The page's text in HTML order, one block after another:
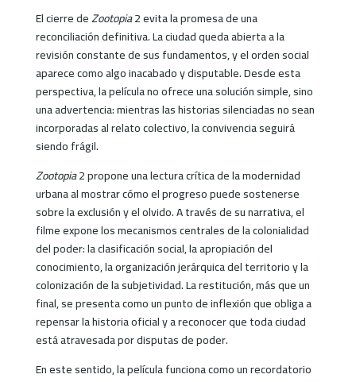
El cierre deZootopia2 evita la promesa de una
reconciliación definitiva. La ciudad queda abierta a la
revisión constante de sus fundamentos, y el orden social
aparece como algo inacabado y disputable. Desde esta
perspectiva, la película no ofrece una solución simple, sino
una advertencia: mientras las historias silenciadas no sean
incorporadas al relato colectivo, la convivencia seguirá
siendo frágil.
Zootopia2 propone una lectura crítica de la modernidad
urbana al mostrar cómo el progreso puede sostenerse
sobre la exclusión y el olvido. A través de su narrativa, el
filme expone los mecanismos centrales de la colonialidad
del poder: la clasificación social, la apropiación del
conocimiento, la organización jerárquica del territorio y la
colonización de la subjetividad. La restitución, más que un
final, se presenta como un punto de inflexión que obliga a
repensar la historia oficial y a reconocer que toda ciudad
está atravesada por disputas de poder.
En este sentido, la película funciona como un recordatorio